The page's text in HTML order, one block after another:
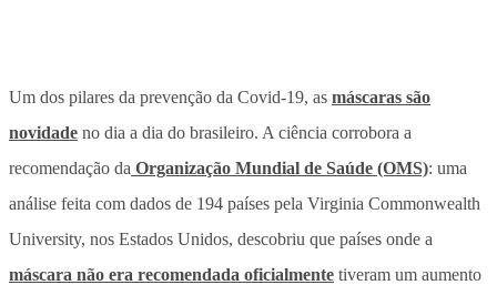
Um dos pilares da prevenção da Covid-19, as máscaras são
novidade no dia a dia do brasileiro. A ciência corrobora a
recomendação da Organização Mundial de Saúde (OMS): uma
análise feita com dados de 194 países pela Virginia Commonwealth
University, nos Estados Unidos, descobriu que países onde a
máscara não era recomendada oficialmente tiveram um aumento